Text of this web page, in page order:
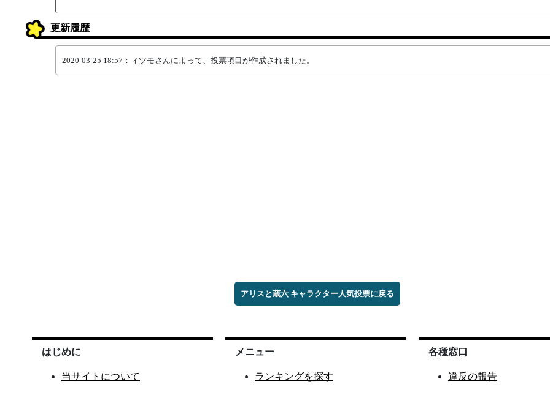
更新履歴
2020-03-25 18:57：ィツモさんによって、投票項目が作成されました。
アリスと蔵六 キャラクター人気投票に戻る
はじめに
当サイトについて
メニュー
ランキングを探す
各種窓口
違反の報告